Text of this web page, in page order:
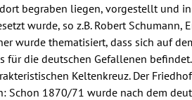
begraben liegen, vorgestellt und
wurde, so z.B. Robert
wurde thematisiert, dass sich auf
für die deutschen Gefallenen
Keltenkreuz. Der
Schon 1870/71 wurde nach dem